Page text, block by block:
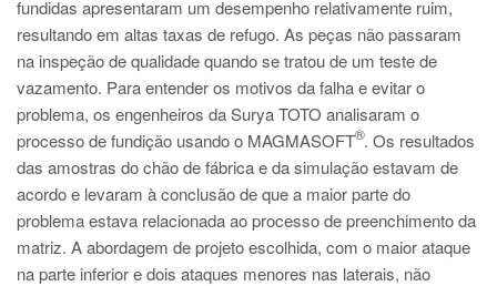
fundidas apresentaram um desempenho relativamente ruim,
resultando em altas taxas de refugo. As peças não passaram
na inspeção de qualidade quando se tratou de um teste de
vazamento. Para entender os motivos da falha e evitar o
problema, os engenheiros da Surya TOTO analisaram o
processo de fundição usando o MAGMASOFT
®. Os resultados
das amostras do chão de fábrica e da simulação estavam de
acordo e levaram à conclusão de que a maior parte do
problema estava relacionada ao processo de preenchimento da
matriz. A abordagem de projeto escolhida, com o maior ataque
na parte inferior e dois ataques menores nas laterais, não